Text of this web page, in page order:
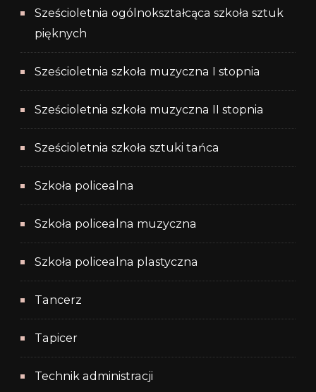
Sześcioletnia ogólnokształcąca szkoła sztuk
pięknych
Sześcioletnia szkoła muzyczna I stopnia
Sześcioletnia szkoła muzyczna II stopnia
Sześcioletnia szkoła sztuki tańca
Szkoła policealna
Szkoła policealna muzyczna
Szkoła policealna plastyczna
Tancerz
Tapicer
Technik administracji